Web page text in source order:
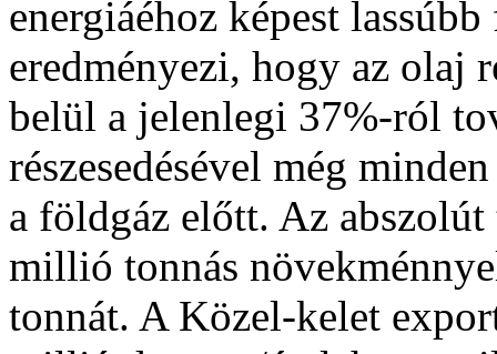
energiáéhoz képest
eredményezi, hogy az olaj
belül a jelenlegi 37%-ról
részesedésével még
a földgáz előtt. Az
millió tonnás
tonnát. A Közel-kelet